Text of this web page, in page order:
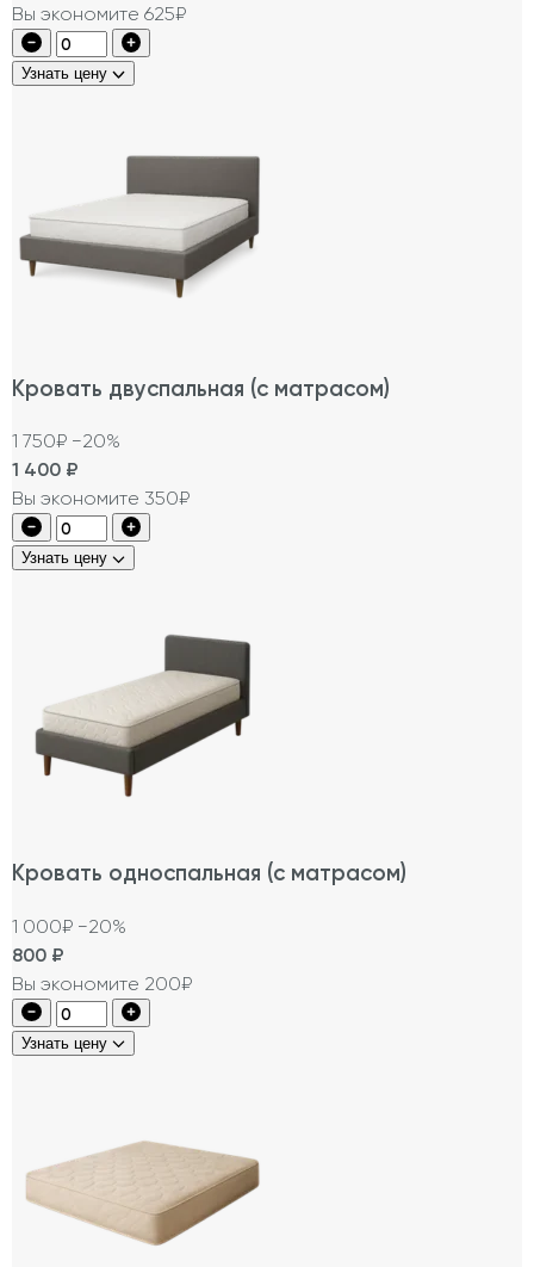
Вы экономите 625₽
Узнать цену
Кровать двуспальная (с матрасом)
1 750₽ −20%
1 400 ₽
Вы экономите 350₽
Узнать цену
Кровать односпальная (с матрасом)
1 000₽ −20%
800 ₽
Вы экономите 200₽
Узнать цену